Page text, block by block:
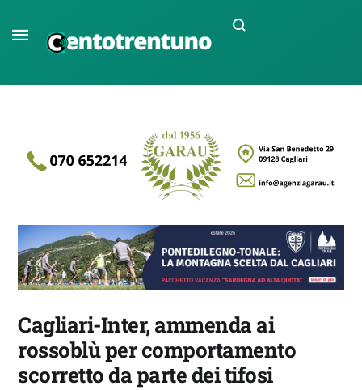
Cagliari-Inter, ammenda ai
rossoblù per comportamento
scorretto da parte dei tifosi